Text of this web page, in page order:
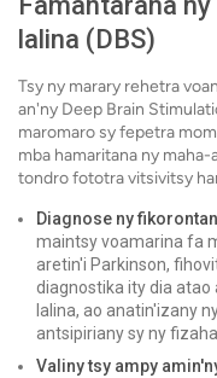
lalina (DBS)
Tsy ny marary rehetra
an'ny Deep Brain
maromaro sy fepetra
mba hamaritana ny
tondro fototra vitsivitsy
Diagnose ny
maintsy voamarina fa
aretin'i Parkinson,
diagnostika ity dia
lalina, ao anatin'izany
antsipiriany sy ny
Valiny tsy ampy